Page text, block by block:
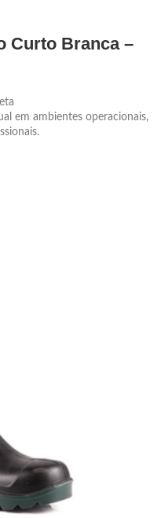
Curto Branca –
em ambientes operacionais,